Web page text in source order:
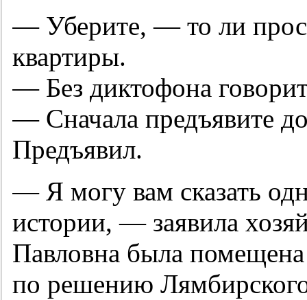
— Уберите, — то ли
квартиры.
— Без диктофона
— Сначала предъявите
Предъявил.
— Я могу вам сказать
истории, — заявила
Павловна была
по решению